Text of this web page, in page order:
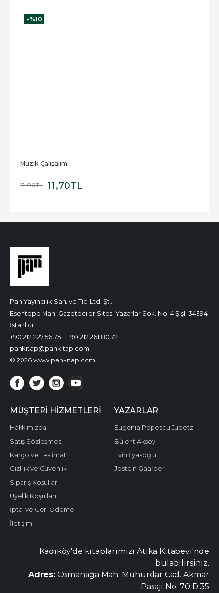
-%10
Müzik Çalışalım
13,00TL 11,70TL
Pan Yayıncılık San. ve Tic. Ltd. Şti.
Esentepe Mah. Gazeteciler Sitesi Yazarlar Sok. No. 4 Şişli 34394
İstanbul
+90 212 227 56 75
+90 212 261 80 72
pankitap@pankitap.com
© 2026 www.pankitap.com
MÜŞTERI HIZMETLERI
Hakkımızda
Satış Sözleşmesi
Kargo ve Teslimat
Gizlilik ve Güvenlik
Sipariş Koşulları
Üyelik Koşulları
İptal ve Geri Ödeme
İletişim
YAZARLAR
Eugenia Popescu Judetz
Bülent Aksoy
Evin İlyasoğlu
Jostein Gaarder
Kadiköy'de kitaplarımızı Atika Kitabevi'nde
bulabilirsiniz.
Adres: Osmanağa Mah. Mühürdar Cad. Akmar
Pasajı No: 70 D:35